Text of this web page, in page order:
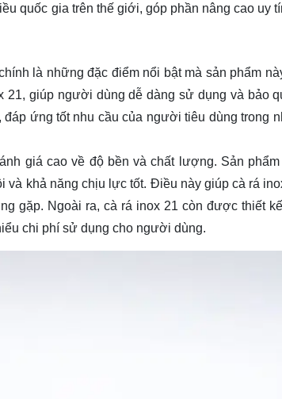
quốc gia trên thế giới, góp phần nâng cao uy
là những đặc điểm nổi bật mà sản phẩm
giúp người dùng dễ dàng sử dụng và bảo
ứng tốt nhu cầu của người tiêu dùng trong
giá cao về độ bền và chất lượng. Sản phẩm
khả năng chịu lực tốt. Điều này giúp cà rá
gặp. Ngoài ra, cà rá inox 21 còn được thiết
chi phí sử dụng cho người dùng.